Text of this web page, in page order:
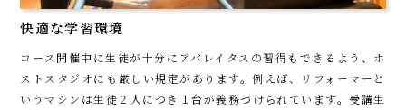
快適な学習環境
コース開催中に生徒が十分にアパレイタスの習得もできるよう、ホ
ストスタジオにも厳しい規定があります。例えば、リフォーマーと
いうマシンは生徒２人につき１台が義務づけられています。受講生